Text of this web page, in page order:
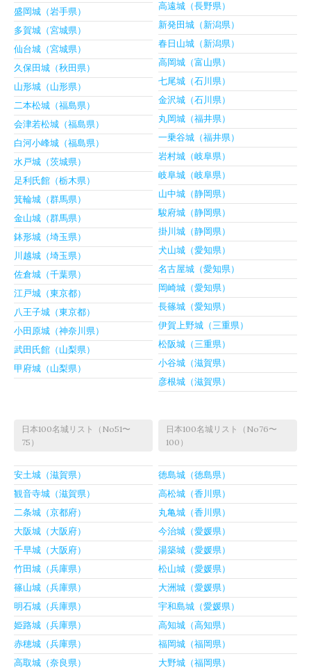
盛岡城（岩手県）
多賀城（宮城県）
仙台城（宮城県）
久保田城（秋田県）
山形城（山形県）
二本松城（福島県）
会津若松城（福島県）
白河小峰城（福島県）
水戸城（茨城県）
足利氏館（栃木県）
箕輪城（群馬県）
金山城（群馬県）
鉢形城（埼玉県）
川越城（埼玉県）
佐倉城（千葉県）
江戸城（東京都）
八王子城（東京都）
小田原城（神奈川県）
武田氏館（山梨県）
甲府城（山梨県）
高遠城（長野県）
新発田城（新潟県）
春日山城（新潟県）
高岡城（富山県）
七尾城（石川県）
金沢城（石川県）
丸岡城（福井県）
一乗谷城（福井県）
岩村城（岐阜県）
岐阜城（岐阜県）
山中城（静岡県）
駿府城（静岡県）
掛川城（静岡県）
犬山城（愛知県）
名古屋城（愛知県）
岡崎城（愛知県）
長篠城（愛知県）
伊賀上野城（三重県）
松阪城（三重県）
小谷城（滋賀県）
彦根城（滋賀県）
日本100名城リスト（No51〜
75）
安土城（滋賀県）
観音寺城（滋賀県）
二条城（京都府）
大阪城（大阪府）
千早城（大阪府）
竹田城（兵庫県）
篠山城（兵庫県）
明石城（兵庫県）
姫路城（兵庫県）
赤穂城（兵庫県）
高取城（奈良県）
日本100名城リスト（No76〜
100）
徳島城（徳島県）
高松城（香川県）
丸亀城（香川県）
今治城（愛媛県）
湯築城（愛媛県）
松山城（愛媛県）
大洲城（愛媛県）
宇和島城（愛媛県）
高知城（高知県）
福岡城（福岡県）
大野城（福岡県）